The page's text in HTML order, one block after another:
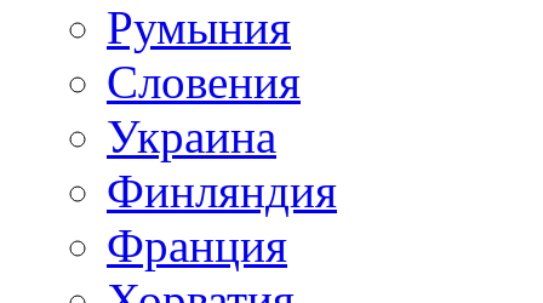
Румыния
Словения
Украина
Финляндия
Франция